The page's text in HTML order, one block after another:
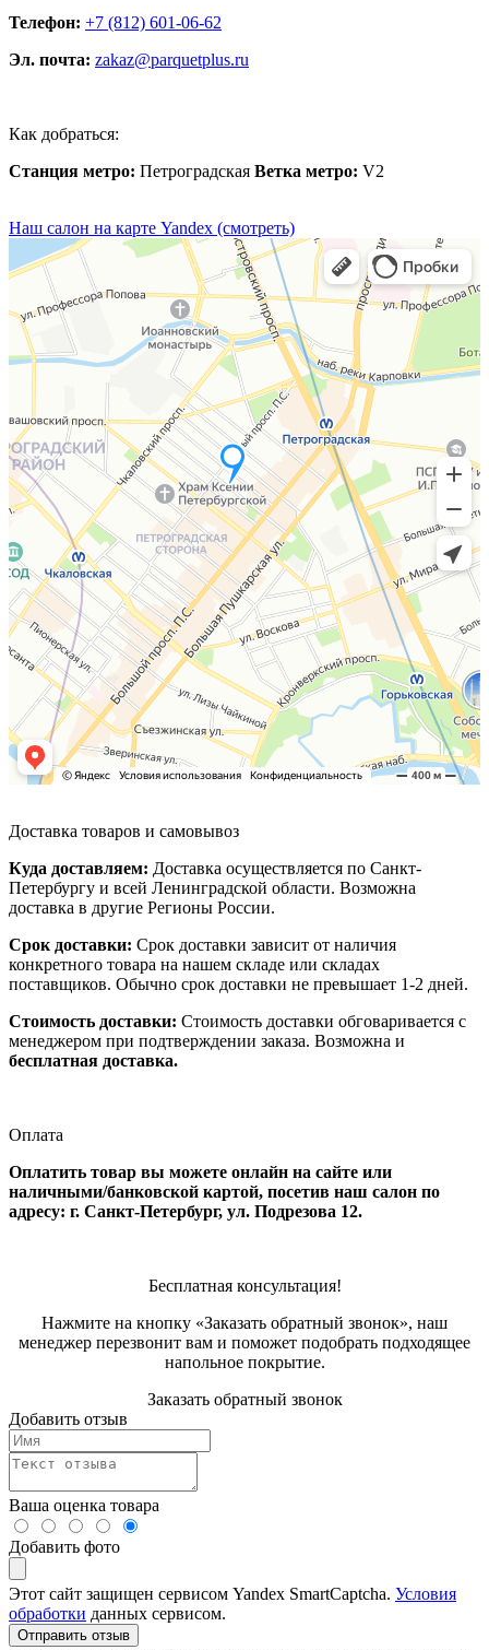
Телефон: +7 (812) 601-06-62
Эл. почта: zakaz@parquetplus.ru
Как добраться:
Станция метро: Петроградская Ветка метро: V2
Наш салон на карте Yandex (смотреть)
Доставка товаров и самовывоз
Куда доставляем: Доставка осуществляется по Санкт-
Петербургу и всей Ленинградской области. Возможна
доставка в другие Регионы России.
Срок доставки: Срок доставки зависит от наличия
конкретного товара на нашем складе или складах
поставщиков. Обычно срок доставки не превышает 1-2 дней.
Стоимость доставки: Стоимость доставки обговаривается с
менеджером при подтверждении заказа. Возможна и
бесплатная доставка.
Оплата
Оплатить товар вы можете онлайн на сайте или
наличными/банковской картой, посетив наш салон по
адресу: г. Санкт-Петербург, ул. Подрезова 12.
Бесплатная консультация!
Нажмите на кнопку «Заказать обратный звонок», наш
менеджер перезвонит вам и поможет подобрать подходящее
напольное покрытие.
Заказать обратный звонок
Добавить отзыв
Ваша оценка товара
Добавить фото
Этот сайт защищен сервисом Yandex SmartCaptcha. Условия
обработки данных сервисом.
Отправить отзыв